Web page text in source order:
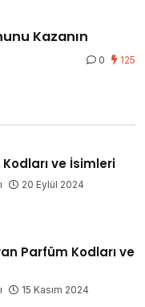
Kazanın
0 125
ve İsimleri
20 Eylül 2024
Parfüm Kodları ve
15 Kasım 2024